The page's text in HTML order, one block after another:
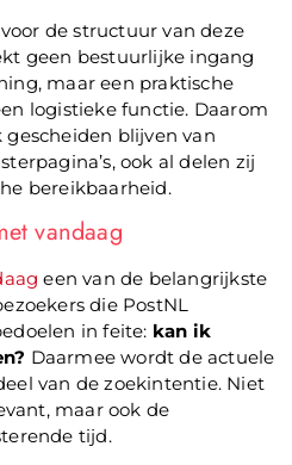
de structuur van deze
geen bestuurlijke ingang
maar een praktische
logistieke functie. Daarom
blijven van
ook al delen zij
bereikbaarheid.
vandaag
een van de belangrijkste
die PostNL
in feite: kan ik
Daarmee wordt de actuele
van de zoekintentie. Niet
maar ook de
tijd.